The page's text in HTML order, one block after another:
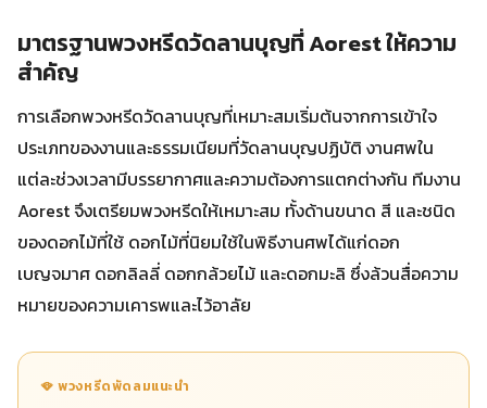
มาตรฐานพวงหรีดวัดลานบุญที่ Aorest ให้ความ
สำคัญ
การเลือกพวงหรีดวัดลานบุญที่เหมาะสมเริ่มต้นจากการเข้าใจ
ประเภทของงานและธรรมเนียมที่วัดลานบุญปฏิบัติ งานศพใน
แต่ละช่วงเวลามีบรรยากาศและความต้องการแตกต่างกัน ทีมงาน
Aorest จึงเตรียมพวงหรีดให้เหมาะสม ทั้งด้านขนาด สี และชนิด
ของดอกไม้ที่ใช้ ดอกไม้ที่นิยมใช้ในพิธีงานศพได้แก่ดอก
เบญจมาศ ดอกลิลลี่ ดอกกล้วยไม้ และดอกมะลิ ซึ่งล้วนสื่อความ
หมายของความเคารพและไว้อาลัย
🪭 พวงหรีดพัดลมแนะนำ